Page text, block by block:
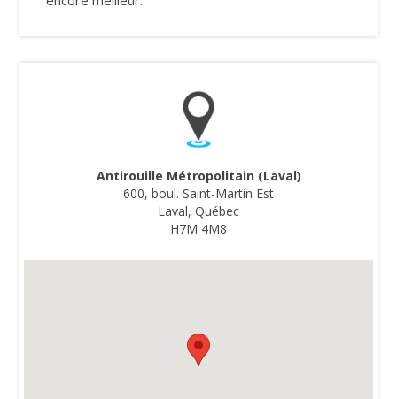
Antirouille Métropolitain (Laval)
600, boul. Saint-Martin Est
Laval, Québec
H7M 4M8